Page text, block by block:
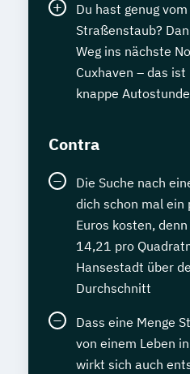
Du hast genug
Straßenstaub?
Weg ins nächste
Cuxhaven – das
knappe
Contra
Die Suche nach
dich schon mal ein
Euros kosten,
14,21 pro
Hansestadt über
Durchschnitt
Dass eine Menge
von einem Leben
wirkt sich auch